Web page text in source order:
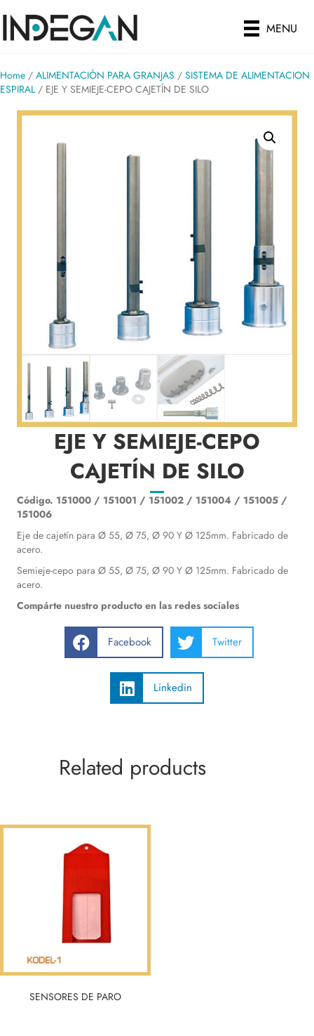
MENU
Home / ALIMENTACIÓN PARA GRANJAS / SISTEMA DE ALIMENTACION
ESPIRAL/ EJE Y SEMIEJE-CEPO CAJETÍN DE SILO
EJE Y SEMIEJE-CEPO
CAJETÍN DE SILO
Código. 151000 / 151001 / 151002 / 151004 / 151005 /
151006
Eje de cajetín para Ø 55, Ø 75, Ø 90 Y Ø 125mm. Fabricado de
acero.
Semieje-cepo para Ø 55, Ø 75, Ø 90 Y Ø 125mm. Fabricado de
acero.
Compárte nuestro producto en las redes sociales
Facebook Twitter
Linkedin
Related products
SENSORES DE PARO